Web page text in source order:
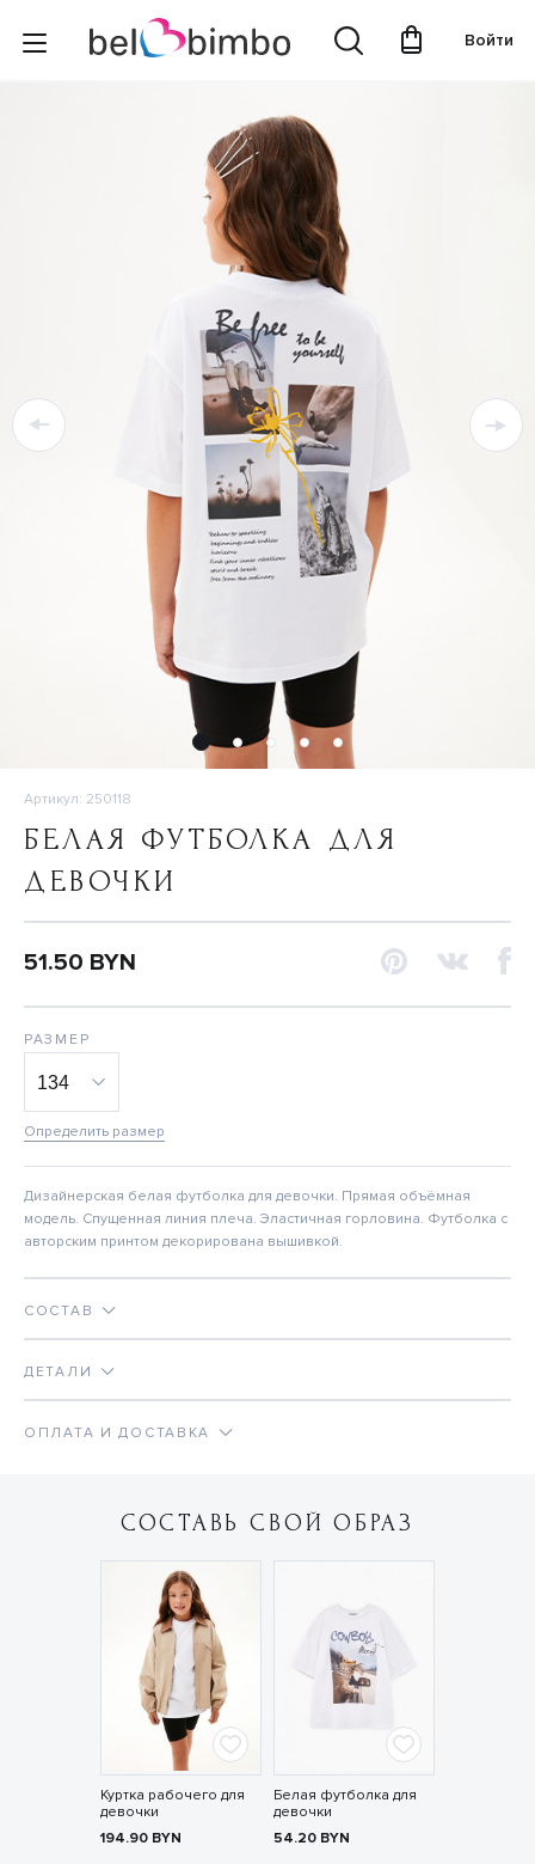
Войти
Артикул: 250118
БЕЛАЯ ФУТБОЛКА ДЛЯ
ДЕВОЧКИ
51.50 BYN
РАЗМЕР
Определить размер
Дизайнерская белая футболка для девочки. Прямая объёмная
модель. Спущенная линия плеча. Эластичная горловина. Футболка с
авторским принтом декорирована вышивкой.
СОСТАВ
ДЕТАЛИ
ОПЛАТА И ДОСТАВКА
СОСТАВЬ СВОЙ ОБРАЗ
Куртка рабочего для
девочки
194.90 BYN
Белая футболка для
девочки
54.20 BYN